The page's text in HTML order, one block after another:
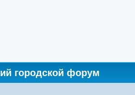
городской форум